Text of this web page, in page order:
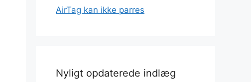
AirTag kan ikke parres
Nyligt opdaterede indlæg